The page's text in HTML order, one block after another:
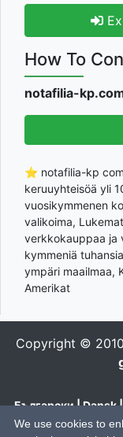
How To
notafilia-
⭐ notafilia-kp
keruuyhteisöä yli
vuosikymmenen
valikoima,
verkkokauppaa ja
kymmeniä
ympäri maailmaa,
Amerikat
Copyright ©
Български|Dansk
Español|Français|
We use cookies to